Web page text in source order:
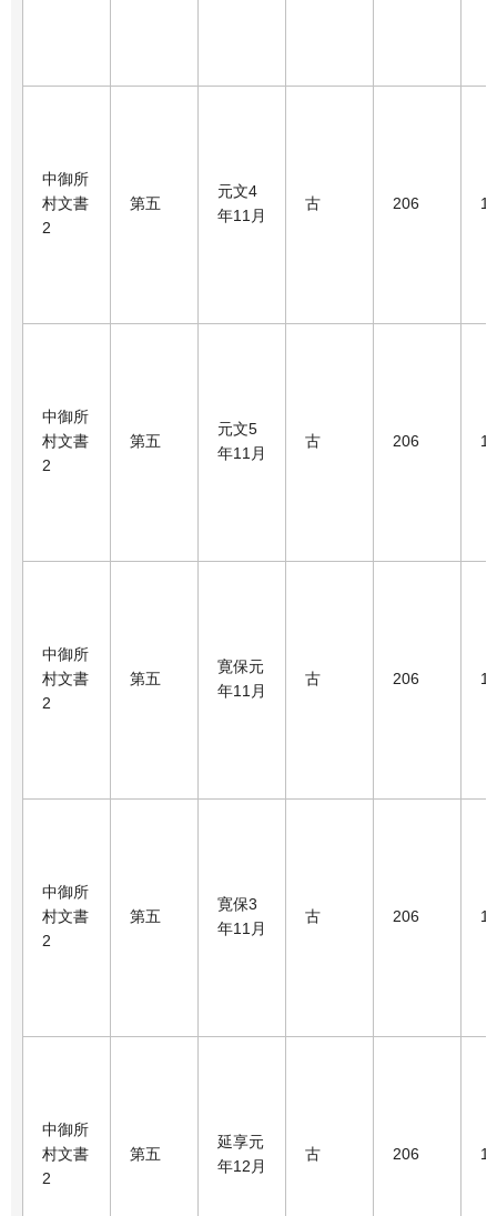
中御所
村文書
2
第五
元文4
年11月
古 206 1
中御所
村文書
2
第五
元文5
年11月
古 206 1
中御所
村文書
2
第五
寛保元
年11月
古 206 1
中御所
村文書
2
第五
寛保3
年11月
古 206 1
中御所
村文書
2
第五
延享元
年12月
古 206 1